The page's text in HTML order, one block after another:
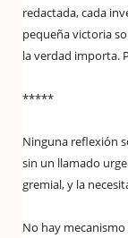
redactada, cada
pequeña victoria
la verdad importa.
*****
Ninguna reflexión
sin un llamado
gremial, y la
No hay